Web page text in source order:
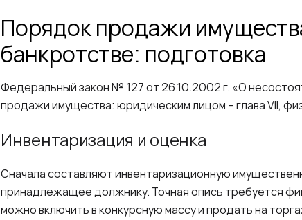
Порядок продажи
банкротстве: подготовка
Федеральный закон № 127 от 26.10.2002 г. «О
продажи имущества: юридическим лицом – глава VII,
Инвентаризация и оценка
Сначала составляют инвентаризационную
принадлежащее должнику. Точная опись требуется
можно включить в конкурсную массу и продать на